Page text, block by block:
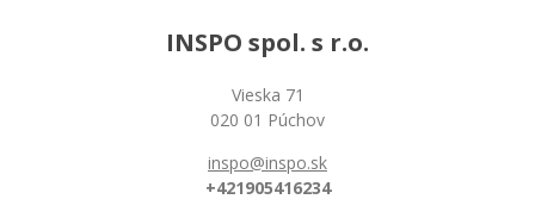
INSPO spol. s r.o.
Vieska 71
020 01 Púchov
inspo@inspo.sk
+421905416234